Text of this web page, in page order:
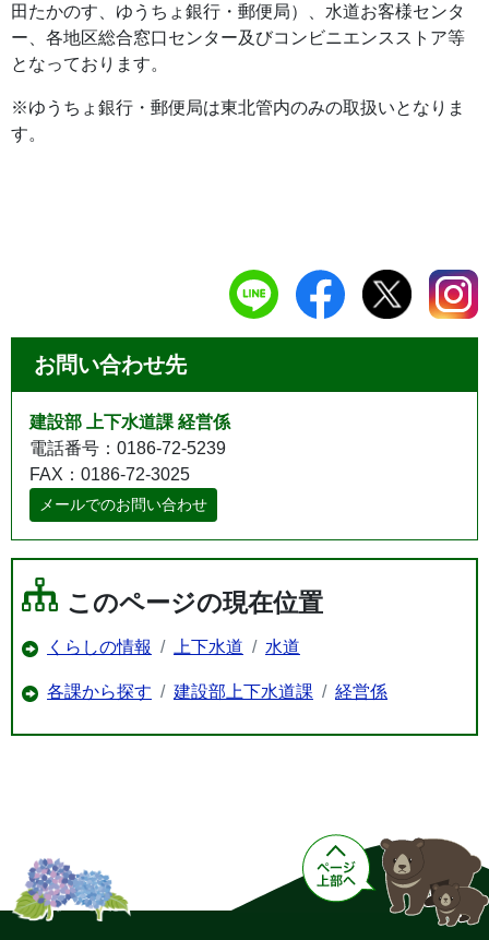
田たかのす、ゆうちょ銀行・郵便局）、水道お客様センタ
ー、各地区総合窓口センター及びコンビニエンスストア等
となっております。
※ゆうちょ銀行・郵便局は東北管内のみの取扱いとなりま
す。
お問い合わせ先
建設部 上下水道課 経営係
電話番号：0186-72-5239
FAX：0186-72-3025
メールでのお問い合わせ
このページの現在位置
くらしの情報 上下水道 水道
各課から探す 建設部上下水道課 経営係